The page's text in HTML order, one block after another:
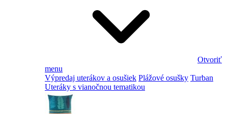
Otvoriť
menu
Výpredaj uterákov a osušiek Plážové osušky Turban
Uteráky s vianočnou tematikou